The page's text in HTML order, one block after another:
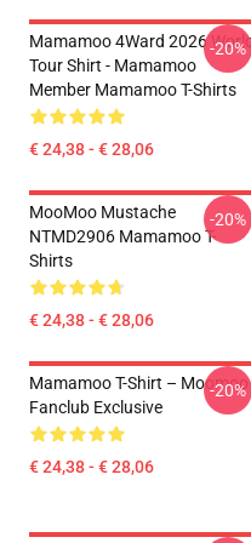
Mamamoo 4Ward 2026
Tour Shirt - Mamamoo
Member Mamamoo T-Shirts
€ 24,38 - € 28,06
-20%
MooMoo Mustache
NTMD2906 Mamamoo T-
Shirts
€ 24,38 - € 28,06
-20%
Mamamoo T-Shirt – Moomoo
Fanclub Exclusive
€ 24,38 - € 28,06
-20%